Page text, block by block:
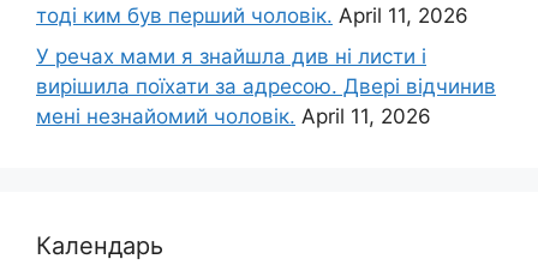
тоді ким був перший чоловік. April 11, 2026
У речах мами я знайшла див ні листи і
вирішила поїхати за адресою. Двері відчинив
мені незнайомий чоловік. April 11, 2026
Календарь